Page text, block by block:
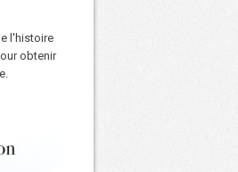
l'histoire
obtenir